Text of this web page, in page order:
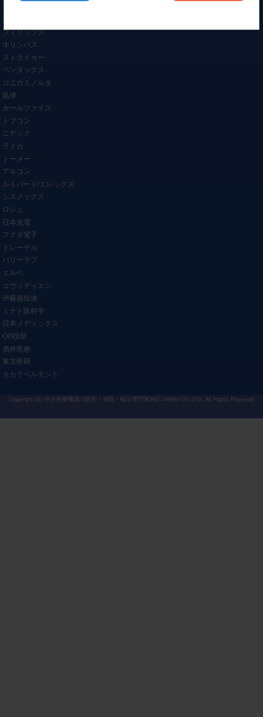
富士フィルム/日立
フィリップス
オリンパス
ストライカー
ペンタックス
コニカミノルタ
島津
カールツァイス
トプコン
ニデック
ライカ
トーメー
アルコン
ルミバード/エレックス
シスメックス
ロシュ
日本光電
フクダ電子
ドレーゲル
バリーラブ
エルベ
コヴィディエン
伊藤超短波
ミナト医科学
日本メディックス
OG技研
酒井医療
東京医研
タカラベルモント
Copyright (C) 中古医療機器の販売・買取・輸出専門BOND JAPAN CO.,LTD. All Rights Reserved